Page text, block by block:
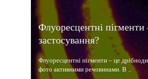
Флуоресцентні
застосування?
Флуоресцентні пігменти – це
фото активними речовинами. В ..